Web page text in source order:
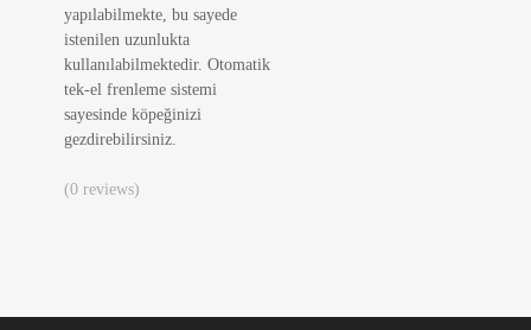
yapılabilmekte, bu sayede
istenilen uzunlukta
kullanılabilmektedir. Otomatik
tek-el frenleme sistemi
sayesinde köpeğinizi
gezdirebilirsiniz.
(0 reviews)